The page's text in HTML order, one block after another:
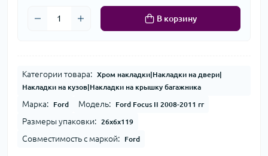
В корзину
Категории товара:
Хром накладки|Накладки на двери|
Накладки на кузов|Накладки на крышку багажника
Марка: Ford Модель: Ford Focus II 2008-2011 гг
Размеры упаковки: 26x6x119
Совместимость с маркой: Ford